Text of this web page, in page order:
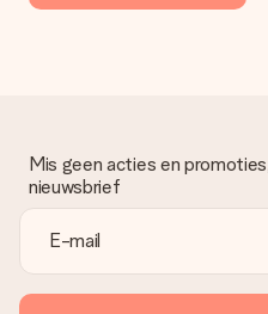
Mis geen acties en
nieuwsbrief